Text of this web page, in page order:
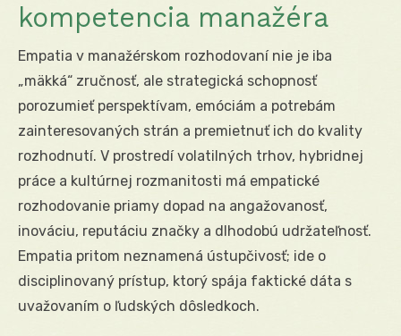
kompetencia manažéra
Empatia v manažérskom rozhodovaní nie je iba
„mäkká“ zručnosť, ale strategická schopnosť
porozumieť perspektívam, emóciám a potrebám
zainteresovaných strán a premietnuť ich do kvality
rozhodnutí. V prostredí volatilných trhov, hybridnej
práce a kultúrnej rozmanitosti má empatické
rozhodovanie priamy dopad na angažovanosť,
inováciu, reputáciu značky a dlhodobú udržateľnosť.
Empatia pritom neznamená ústupčivosť; ide o
disciplinovaný prístup, ktorý spája faktické dáta s
uvažovaním o ľudských dôsledkoch.